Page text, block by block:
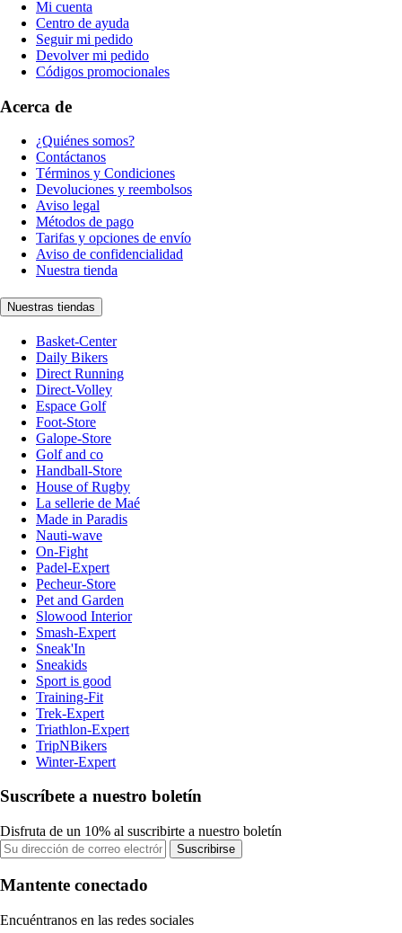
Mi cuenta
Centro de ayuda
Seguir mi pedido
Devolver mi pedido
Códigos promocionales
Acerca de
¿Quiénes somos?
Contáctanos
Términos y Condiciones
Devoluciones y reembolsos
Aviso legal
Métodos de pago
Tarifas y opciones de envío
Aviso de confidencialidad
Nuestra tienda
Nuestras tiendas
Basket-Center
Daily Bikers
Direct Running
Direct-Volley
Espace Golf
Foot-Store
Galope-Store
Golf and co
Handball-Store
House of Rugby
La sellerie de Maé
Made in Paradis
Nauti-wave
On-Fight
Padel-Expert
Pecheur-Store
Pet and Garden
Slowood Interior
Smash-Expert
Sneak'In
Sneakids
Sport is good
Training-Fit
Trek-Expert
Triathlon-Expert
TripNBikers
Winter-Expert
Suscríbete a nuestro boletín
Disfruta de un 10% al suscribirte a nuestro boletín
Suscribirse
Mantente conectado
Encuéntranos en las redes sociales